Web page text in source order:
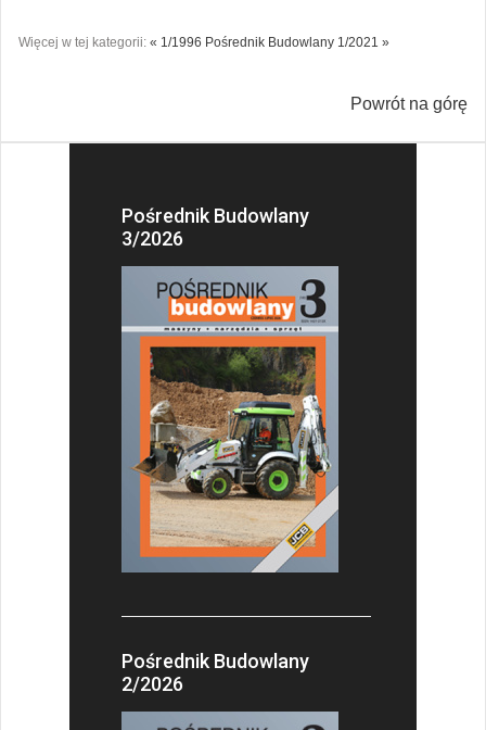
Więcej w tej kategorii: « 1/1996 Pośrednik Budowlany 1/2021 »
Powrót na górę
Pośrednik Budowlany
3/2026
Pośrednik Budowlany
2/2026